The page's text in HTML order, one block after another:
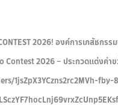
2026! องค์การเภสัชก
Contest 2026 – ประกวดแต่งค
1jsZpX3YCzns2rc2MVh-fby-